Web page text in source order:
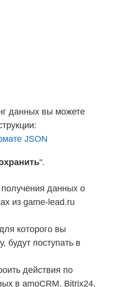
данных вы можете
JSON
".
данных о
из game-lead.ru
которого вы
будут поступать в
действия по
в amoCRM, Bitrix24,